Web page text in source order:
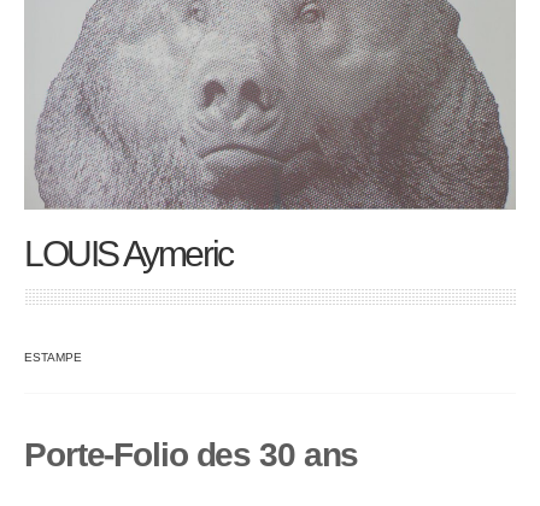
LOUIS Aymeric
ESTAMPE
Porte-Folio des 30 ans